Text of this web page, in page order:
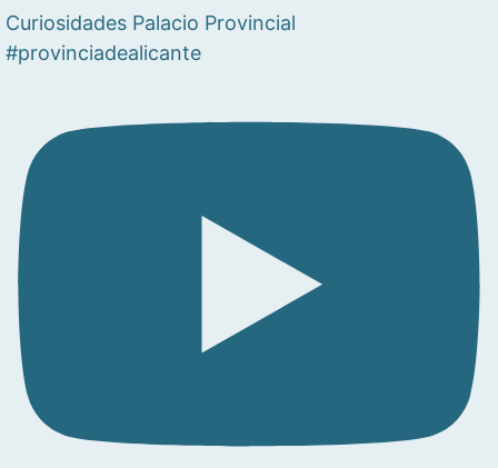
Curiosidades Palacio Provincial
#provinciadealicante